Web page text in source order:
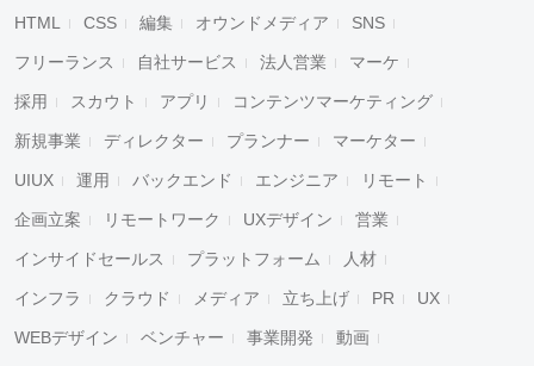
HTML CSS 編集 オウンドメディア SNS
フリーランス 自社サービス 法人営業 マーケ
採用 スカウト アプリ コンテンツマーケティング
新規事業 ディレクター プランナー マーケター
UIUX 運用 バックエンド エンジニア リモート
企画立案 リモートワーク UXデザイン 営業
インサイドセールス プラットフォーム 人材
インフラ クラウド メディア 立ち上げ PR UX
WEBデザイン ベンチャー 事業開発 動画